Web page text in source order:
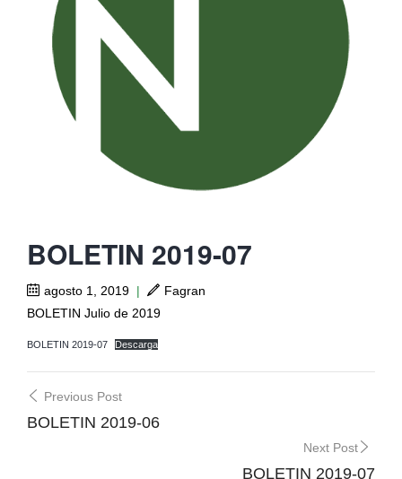
BOLETIN 2019-07
agosto 1, 2019 |
Fagran
BOLETIN Julio de 2019
BOLETIN 2019-07 Descarga
Post
navigation
Previous Post
BOLETIN 2019-06
Next Post
BOLETIN 2019-07